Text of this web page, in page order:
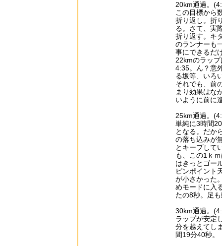
20km通過。
この目標から
折り返し。折
る。さて、実
折り返す。キ
のランナーも
事にできるだ
22kmのラッ
4:35。ん？意
る坂等、いろ
それでも、前
まり効果はな
いように前に
25km通過。
単純に3時間
となる。だか
の落ち込みが
とキープして
も、この1ｋ
はきっとゴー
ピンポイント
が小さかった
めモードに入
たの8秒。足
30km通過。
ラップが安定
分を越えてし
間19分40秒。